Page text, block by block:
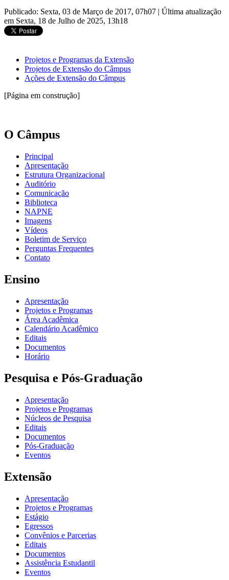
Publicado: Sexta, 03 de Março de 2017, 07h07 | Última atualização
em Sexta, 18 de Julho de 2025, 13h18
Projetos e Programas da Extensão
Projetos de Extensão do Câmpus
Ações de Extensão do Câmpus
[Página em construção]
O Câmpus
Principal
Apresentação
Estrutura Organizacional
Auditório
Comunicação
Biblioteca
NAPNE
Imagens
Vídeos
Boletim de Serviço
Perguntas Frequentes
Contato
Ensino
Apresentação
Projetos e Programas
Área Acadêmica
Calendário Acadêmico
Editais
Documentos
Horário
Pesquisa e Pós-Graduação
Apresentação
Projetos e Programas
Núcleos de Pesquisa
Editais
Documentos
Pós-Graduação
Eventos
Extensão
Apresentação
Projetos e Programas
Estágio
Egressos
Convênios e Parcerias
Editais
Documentos
Assistência Estudantil
Eventos